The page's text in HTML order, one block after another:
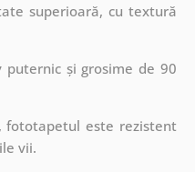
superioară, cu textură
puternic și grosime de 90
fototapetul este rezistent
vii.